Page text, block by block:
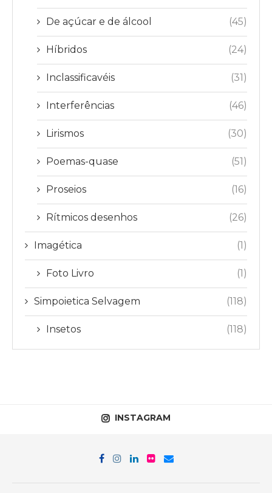
De açúcar e de álcool (45)
Híbridos (24)
Inclassificavéis (31)
Interferências (46)
Lirismos (30)
Poemas-quase (51)
Proseios (16)
Rítmicos desenhos (26)
Imagética (1)
Foto Livro (1)
Simpoietica Selvagem (118)
Insetos (118)
INSTAGRAM